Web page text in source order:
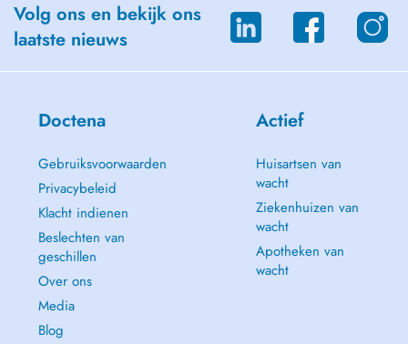
Volg ons en bekijk ons
laatste nieuws
Doctena
Gebruiksvoorwaarden
Privacybeleid
Klacht indienen
Beslechten van
geschillen
Over ons
Media
Blog
Actief
Huisartsen van
wacht
Ziekenhuizen van
wacht
Apotheken van
wacht